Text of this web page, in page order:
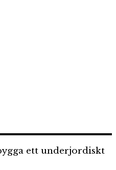
ett underjordiskt